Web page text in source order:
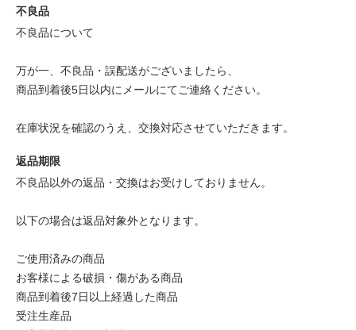
不良品
不良品について
万が一、不良品・誤配送がございましたら、
商品到着後5日以内にメールにてご連絡ください。
在庫状況を確認のうえ、交換対応させていただきます。
返品期限
不良品以外の返品・交換はお受けしておりません。
以下の場合は返品対象外となります。
ご使用済みの商品
お客様による破損・傷がある商品
商品到着後7日以上経過した商品
受注生産品